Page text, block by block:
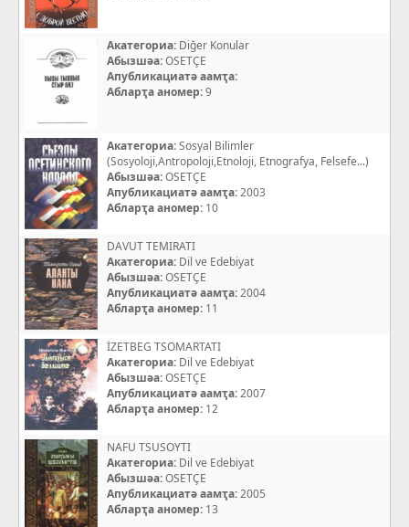
Акатегориа: Diğer Konular
Абызшәа:OSETÇE
Апубликациатә аамҭа:
Абларҭа аномер:9
Акатегориа:Sosyal Bilimler
(Sosyoloji,Antropoloji,Etnoloji, Etnografya, Felsefe...)
Абызшәа:OSETÇE
Апубликациатә аамҭа:2003
Абларҭа аномер: 10
DAVUT TEMIRATI
Акатегориа: Dil ve Edebiyat
Абызшәа:OSETÇE
Апубликациатә аамҭа:2004
Абларҭа аномер: 11
İZETBEG TSOMARTATI
Акатегориа: Dil ve Edebiyat
Абызшәа:OSETÇE
Апубликациатә аамҭа:2007
Абларҭа аномер: 12
NAFU TSUSOYTI
Акатегориа: Dil ve Edebiyat
Абызшәа:OSETÇE
Апубликациатә аамҭа:2005
Абларҭа аномер: 13